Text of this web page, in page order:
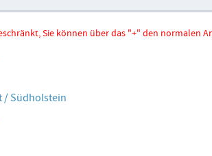
Sie können über das "+" den normalen
/ Südholstein